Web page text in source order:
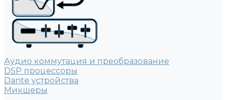
Аудио коммутация и преобразование
DSP процессоры
Dante устройства
Микшеры